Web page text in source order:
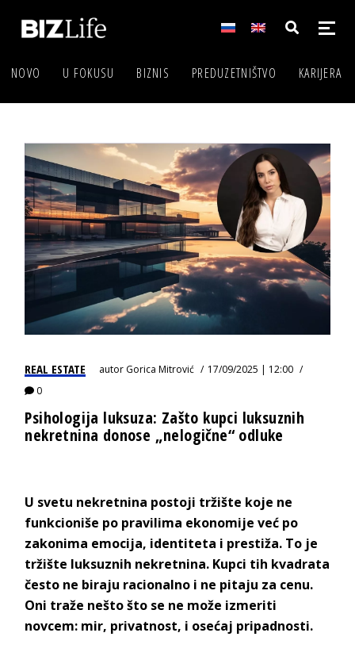
NOVO U FOKUSU BIZNIS PREDUZETNIŠTVO KARIJERA
REAL ESTATE autor Gorica Mitrović
17/09/2025 | 12:00
0
Psihologija luksuza: Zašto kupci luksuznih
nekretnina donose „nelogične“ odluke
U svetu nekretnina postoji tržište koje ne
funkcioniše po pravilima ekonomije već po
zakonima emocija, identiteta i prestiža. To je
tržište luksuznih nekretnina. Kupci tih kvadrata
često ne biraju racionalno i ne pitaju za cenu.
Oni traže nešto što se ne može izmeriti
novcem: mir, privatnost, i osećaj pripadnosti.